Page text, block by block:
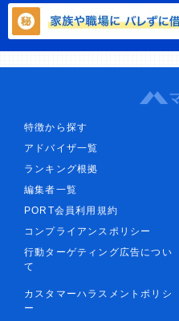
特徴から探す
アドバイザ一覧
ランキング根拠
編集者一覧
PORT会員利用規約
コンプライアンスポリシー
行動ターゲティング広告につい
て
カスタマーハラスメントポリシ
ー